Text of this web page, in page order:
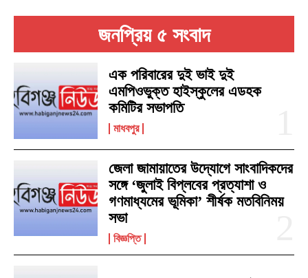
জনপ্রিয় ৫ সংবাদ
এক পরিবারের দুই ভাই দুই
এমপিওভুক্ত হাইস্কুলের এডহক
কমিটির সভাপতি
মাধবপুর
জেলা জামায়াতের উদ্যোগে সাংবাদিকদের
সঙ্গে ‘জুলাই বিপ্লবের প্রত্যাশা ও
গণমাধ্যমের ভূমিকা’ শীর্ষক মতবিনিময়
সভা
বিজ্ঞপ্তি